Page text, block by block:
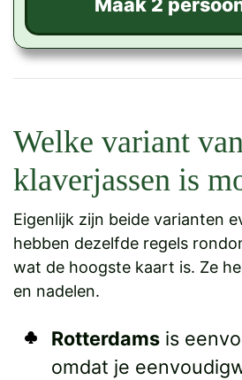
Welke variant van
klaverjassen is
Eigenlijk zijn beide varianten
hebben dezelfde regels
wat de hoogste kaart is. Ze
en nadelen.
Rotterdams is
omdat je